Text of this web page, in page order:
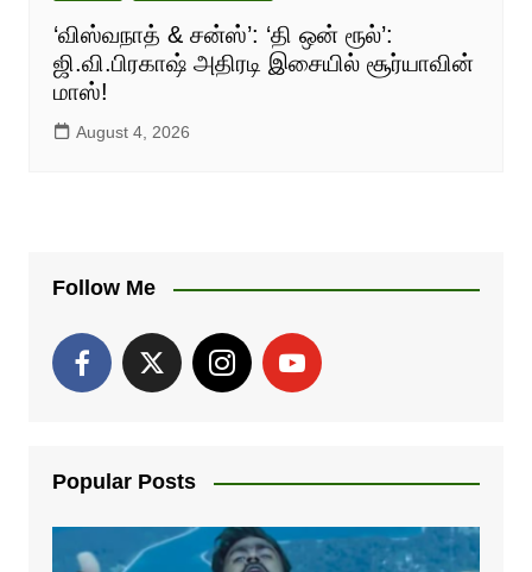
‘விஸ்வநாத் & சன்ஸ்’: ‘தி ஒன் ரூல்’:
ஜி.வி.பிரகாஷ் அதிரடி இசையில் சூர்யாவின்
மாஸ்!
August 4, 2026
Follow Me
Popular Posts